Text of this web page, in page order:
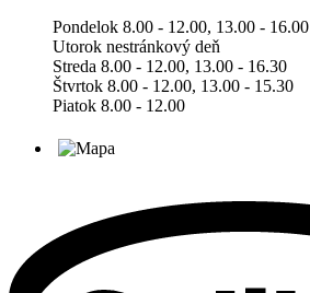
Pondelok 8.00 - 12.00, 13.00 - 16.00
Utorok nestránkový deň
Streda 8.00 - 12.00, 13.00 - 16.30
Štvrtok 8.00 - 12.00, 13.00 - 15.30
Piatok 8.00 - 12.00